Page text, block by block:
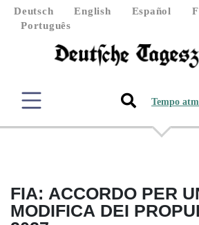
Deutsch English Español
Português
Tempo
FIA: ACCORDO PER
MODIFICA DEI